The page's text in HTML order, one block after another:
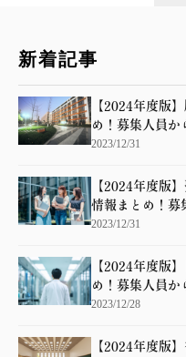
新着記事
【2024年度版
め！募集人員か
2023/12/31
【2024年度版
情報まとめ！募
2023/12/31
【2024年度版
め！募集人員か
2023/12/28
【2024年度版